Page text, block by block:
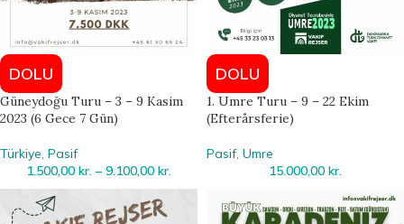
DOLU
Güneydoğu Turu – 3 – 9 Kasim
2023 (6 Gece 7 Gün)
Türkiye, Pasif
1.500,00 kr. – 9.100,00 kr.
DOLU
1. Umre Turu – 9 – 22 Ekim
(Efterårsferie)
Pasif, Umre
15.000,00 kr.